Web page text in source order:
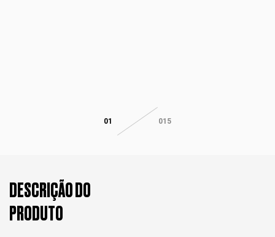
01 015
DESCRIÇÃO DO
PRODUTO